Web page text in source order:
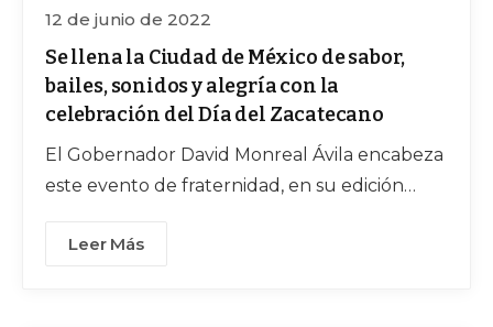
12 de junio de 2022
Se llena la Ciudad de México de sabor,
bailes, sonidos y alegría con la
celebración del Día del Zacatecano
El Gobernador David Monreal Ávila encabeza
este evento de fraternidad, en su edición
Zacatecas
Leer Más